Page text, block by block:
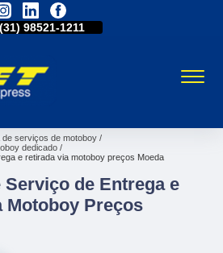
98521-1211
de serviços de motoboy
dedicado
e retirada via motoboy preços Moeda
Serviço de Entrega e
Motoboy Preços